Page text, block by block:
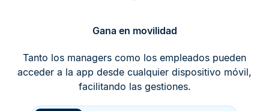
Gana en movilidad
Tanto los managers como los empleados pueden
acceder a la app desde cualquier dispositivo móvil,
facilitando las gestiones.